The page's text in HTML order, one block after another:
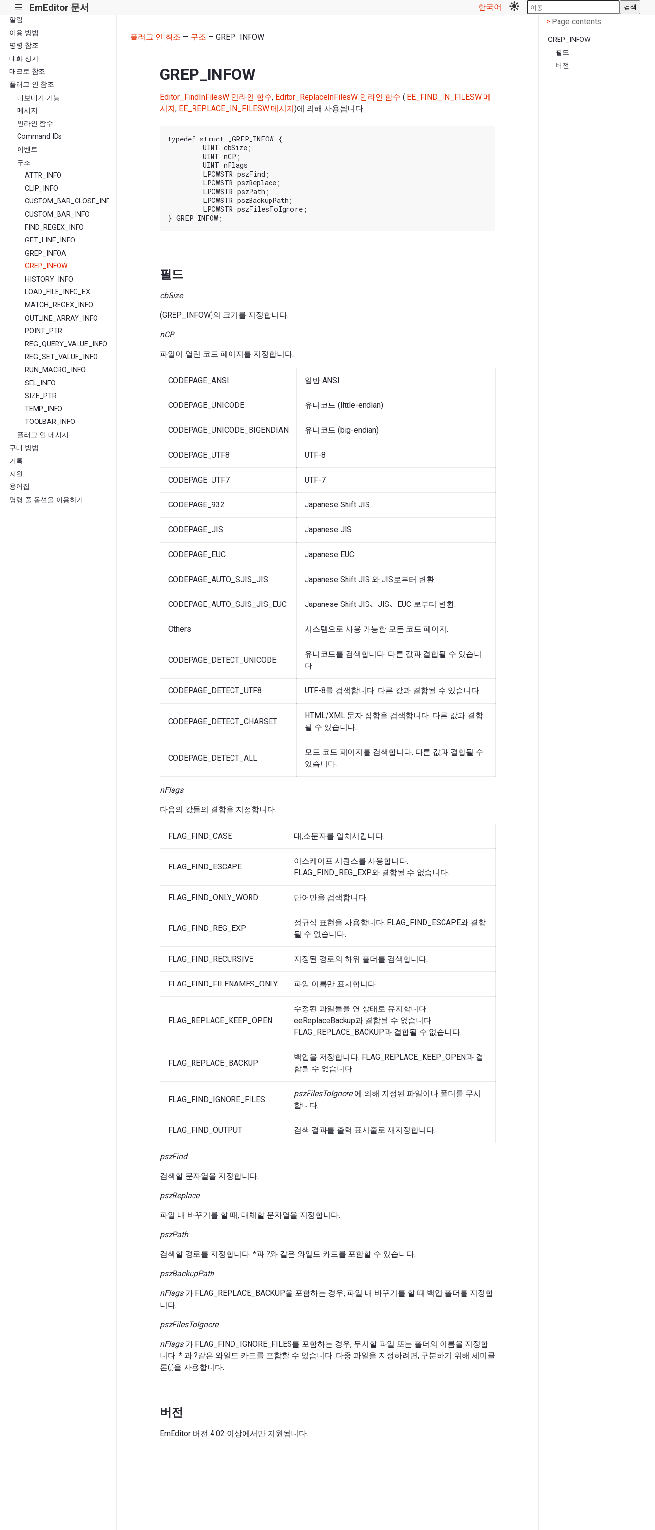
||| EmEditor 문서 한국어 검색
알림
이용 방법
명령 참조
대화 상자
매크로 참조
플러그 인 참조
내보내기 기능
메시지
인라인 함수
Command IDs
이벤트
구조
ATTR_INFO
CLIP_INFO
CUSTOM_BAR_CLOSE_INFO
CUSTOM_BAR_INFO
FIND_REGEX_INFO
GET_LINE_INFO
GREP_INFOA
GREP_INFOW
HISTORY_INFO
LOAD_FILE_INFO_EX
MATCH_REGEX_INFO
OUTLINE_ARRAY_INFO
POINT_PTR
REG_QUERY_VALUE_INFO
REG_SET_VALUE_INFO
RUN_MACRO_INFO
SEL_INFO
SIZE_PTR
TEMP_INFO
TOOLBAR_INFO
플러그 인 메시지
구매 방법
기록
지원
용어집
명령 줄 옵션을 이용하기
플러그 인 참조 — 구조 — GREP_INFOW
GREP_INFOW
Editor_FindInFilesW 인라인 함수, Editor_ReplaceInFilesW 인라인 함수 ( EE_FIND_IN_FILESW 메
시지, EE_REPLACE_IN_FILESW 메시지)에 의해 사용됩니다.
typedef struct _GREP_INFOW {
필드
cbSize
(GREP_INFOW)의 크기를 지정합니다.
nCP
파일이 열린 코드 페이지를 지정합니다.
CODEPAGE_ANSI 일반 ANSI
CODEPAGE_UNICODE 유니코드 (little-endian)
CODEPAGE_UNICODE_BIGENDIAN 유니코드 (big-endian)
CODEPAGE_UTF8 UTF-8
CODEPAGE_UTF7 UTF-7
CODEPAGE_932 Japanese Shift JIS
CODEPAGE_JIS Japanese JIS
CODEPAGE_EUC Japanese EUC
CODEPAGE_AUTO_SJIS_JIS Japanese Shift JIS 와 JIS로부터 변환.
CODEPAGE_AUTO_SJIS_JIS_EUC Japanese Shift JIS、JIS、EUC 로부터 변환.
Others 시스템으로 사용 가능한 모든 코드 페이지.
CODEPAGE_DETECT_UNICODE
유니코드를 검색합니다. 다른 값과 결합될 수 있습니
다.
CODEPAGE_DETECT_UTF8 UTF-8를 검색합니다. 다른 값과 결합될 수 있습니다.
CODEPAGE_DETECT_CHARSET
HTML/XML 문자 집합을 검색합니다. 다른 값과 결합
될 수 있습니다.
CODEPAGE_DETECT_ALL
모드 코드 페이지를 검색합니다. 다른 값과 결합될 수
있습니다.
nFlags
다음의 값들의 결합을 지정합니다.
FLAG_FIND_CASE 대,소문자를 일치시킵니다.
FLAG_FIND_ESCAPE
이스케이프 시퀀스를 사용합니다.
FLAG_FIND_REG_EXP와 결합될 수 없습니다.
FLAG_FIND_ONLY_WORD 단어만을 검색합니다.
FLAG_FIND_REG_EXP
정규식 표현을 사용합니다. FLAG_FIND_ESCAPE와 결합
될 수 없습니다.
FLAG_FIND_RECURSIVE 지정된 경로의 하위 폴더를 검색합니다.
FLAG_FIND_FILENAMES_ONLY 파일 이름만 표시합니다.
FLAG_REPLACE_KEEP_OPEN
수정된 파일들을 연 상태로 유지합니다.
eeReplaceBackup과 결합될 수 없습니다.
FLAG_REPLACE_BACKUP과 결합될 수 없습니다.
FLAG_REPLACE_BACKUP
백업을 저장합니다. FLAG_REPLACE_KEEP_OPEN과 결
합될 수 없습니다.
FLAG_FIND_IGNORE_FILES
pszFilesToIgnore에 의해 지정된 파일이나 폴더를 무시
합니다.
FLAG_FIND_OUTPUT 검색 결과를 출력 표시줄로 재지정합니다.
pszFind
검색할 문자열을 지정합니다.
pszReplace
파일 내 바꾸기를 할 때, 대체할 문자열을 지정합니다.
pszPath
검색할 경로를 지정합니다. *과 ?와 같은 와일드 카드를 포함할 수 있습니다.
pszBackupPath
nFlags가 FLAG_REPLACE_BACKUP을 포함하는 경우, 파일 내 바꾸기를 할 때 백업 폴더를 지정합
니다.
pszFilesToIgnore
nFlags가 FLAG_FIND_IGNORE_FILES를 포함하는 경우, 무시할 파일 또는 폴더의 이름을 지정합
니다. * 과 ?같은 와일드 카드를 포함할 수 있습니다. 다중 파일을 지정하려면, 구분하기 위해 세미콜
론(;)을 사용합니다.
버전
EmEditor 버전 4.02 이상에서만 지원됩니다.
< Page contents
> Page contents:
GREP_INFOW
필드
버전